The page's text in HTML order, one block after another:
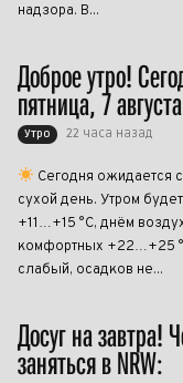
надзора. В...
Доброе утро!
пятница, 7 августа
Утро 22 часа назад
Сегодня ожидается
сухой день. Утром
+11…+15 °C, днём
комфортных +22…+25
слабый, осадков не...
Досуг на завтра!
заняться в NRW: